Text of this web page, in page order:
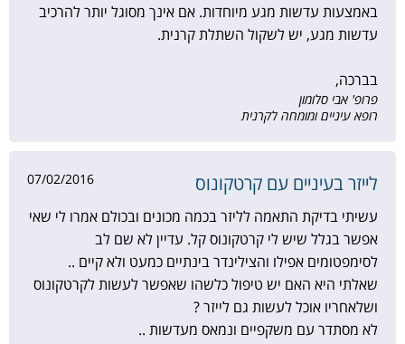
באמצעות עדשות מגע מיוחדות. אם אינך מסוגל יותר להרכיב
עדשות מגע, יש לשקול השתלת קרנית.
בברכה,
פרופ' אבי סלומון
רופא עיניים ומומחה לקרנית
לייזר בעיניים עם קרטקונוס 07/02/2016
עשיתי בדיקת התאמה לליזר בכמה מכונים ובכולם אמרו לי שאי
אפשר בגלל שיש לי קרטקונוס קל. עדיין לא שם לב
לסימפטומים אפילו והצילינדר בינתיים כמעט ולא קיים ..
שאלתי היא האם יש טיפול כלשהו שאפשר לעשות לקרטקונוס
ושלאחריו אוכל לעשות גם לייזר ?
לא מסתדר עם משקפיים ונמאס מעדשות ..